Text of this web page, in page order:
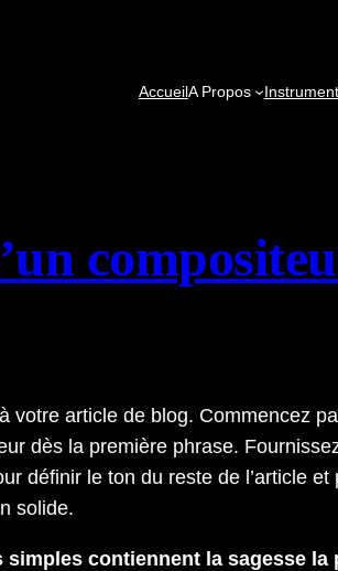
AccueilA Propos
votre article de blog. Commencez
dès la première phrase.
définir le ton du reste de l’article
solide.
contiennent la sagesse